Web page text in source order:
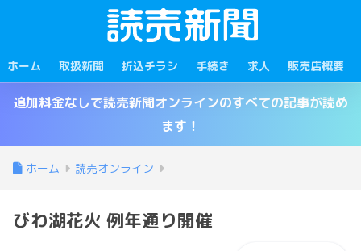
ホーム 取扱新聞 折込チラシ 手続き 求人 販売店概要
追加料金なしで読売新聞オンラインのすべての記事が読め
ます！
ホーム 読売オンライン
びわ湖花火 例年通り開催